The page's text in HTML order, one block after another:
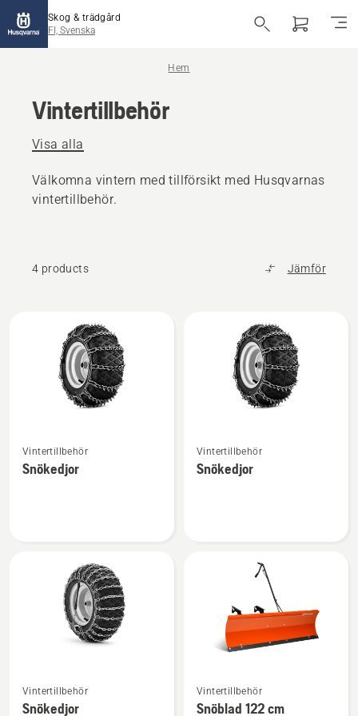
Skog & trädgård
FI, Svenska
Hem
Vintertillbehör
Visa alla
Välkomna vintern med tillförsikt med Husqvarnas
vintertillbehör.
4 products Jämför
produkter
mer
information
Vintertillbehör
Snökedjor
mer
information
Vintertillbehör
Snökedjor
mer
Vintertillbehör
Snökedjor
mer
Vintertillbehör
Snöblad 122 cm